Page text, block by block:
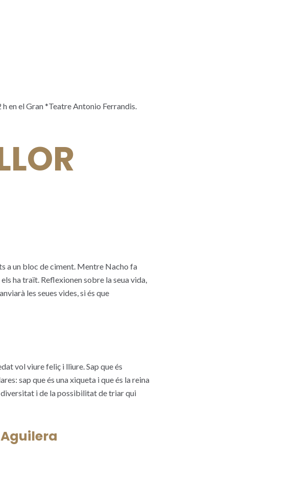
en el Gran *Teatre Antonio Ferrandis.
a un bloc de ciment. Mentre Nacho fa
ha traït. Reflexionen sobre la seua vida,
les seues vides, si és que
vol viure feliç i lliure. Sap que és
sap que és una xiqueta i que és la reina
diversitat i de la possibilitat de triar qui
Aguilera